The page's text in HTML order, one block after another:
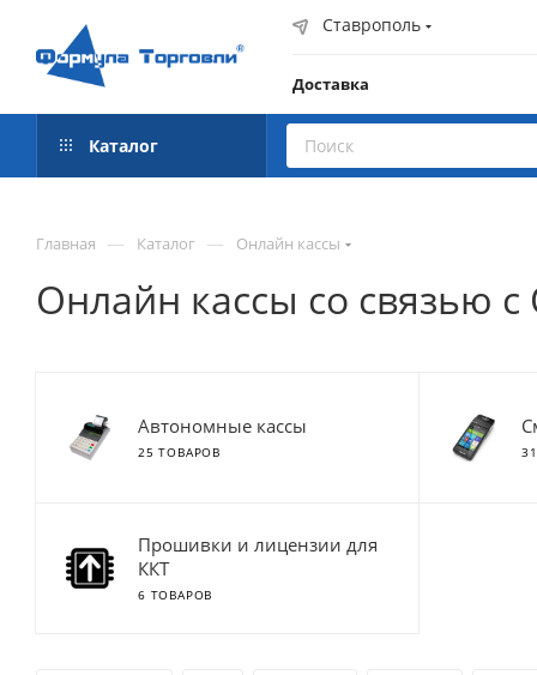
Ставрополь
Доставка
Каталог
Главная — Каталог — Онлайн кассы
Онлайн кассы со связью
Автономные кассы
25 ТОВАРОВ
Прошивки и лицензии для
ККТ
6 ТОВАРОВ